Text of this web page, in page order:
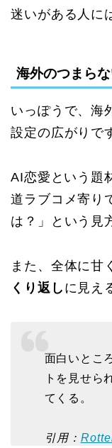
迷いがある人に
海外のつまら
いっぽうで、海
設定の広がりで
AI恋愛という題
道ラブコメ寄り
は？」という見
また、全体に甘
くり返し に見え
面白いとこ
トを見せら
てくる。
引用：